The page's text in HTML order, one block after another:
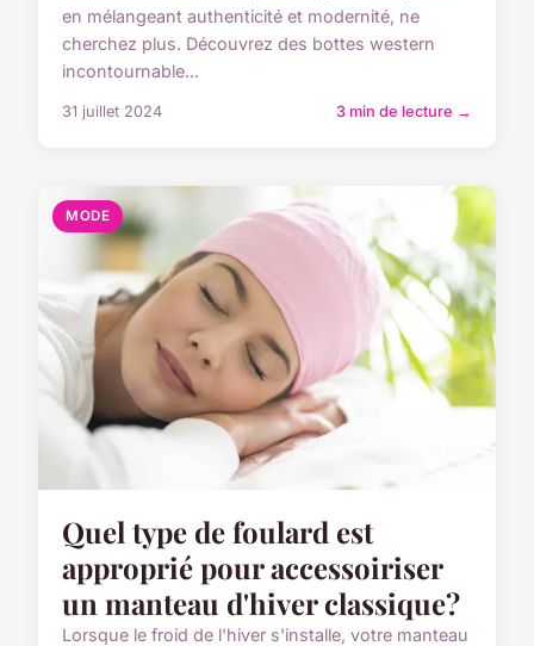
en mélangeant authenticité et modernité, ne
cherchez plus. Découvrez des bottes western
incontournable...
31 juillet 2024 3 min de lecture →
MODE
Quel type de foulard est
approprié pour accessoiriser
un manteau d'hiver classique?
Lorsque le froid de l'hiver s'installe, votre manteau